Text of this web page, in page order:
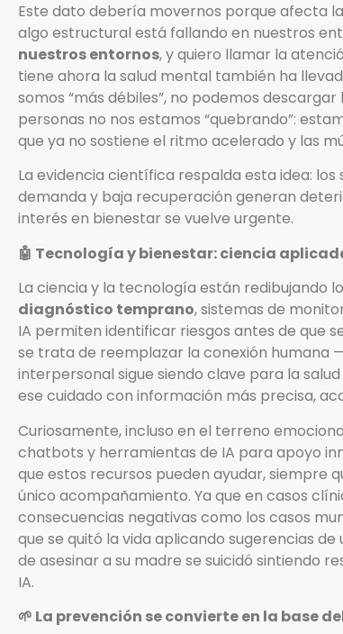
Este dato debería movernos porque afecta
algo estructural está fallando en nuestros
nuestros entornos, y quiero llamar la
tiene ahora la salud mental también ha
somos “más débiles”, no podemos
personas no nos estamos “quebrando”:
que ya no sostiene el ritmo acelerado y las
La evidencia científica respalda esta idea:
demanda y baja recuperación generan
interés en bienestar se vuelve urgente.
🤖 Tecnología y bienestar: ciencia
La ciencia y la tecnología están redibujando
diagnóstico temprano, sistemas de
IA permiten identificar riesgos antes de que
se trata de reemplazar la conexión humana
interpersonal sigue siendo clave para la
ese cuidado con información más precisa,
Curiosamente, incluso en el terreno
chatbots y herramientas de IA para apoyo
que estos recursos pueden ayudar, siempre
único acompañamiento. Ya que en casos
consecuencias negativas como los casos
que se quitó la vida aplicando sugerencias
de asesinar a su madre se suicidó sintiendo
IA.
🌱 La prevención se convierte en la base